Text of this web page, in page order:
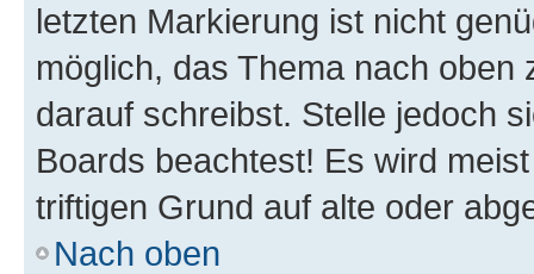
letzten Markierung ist nicht
möglich, das Thema nach oben
darauf schreibst. Stelle jedoch
Boards beachtest! Es wird
triftigen Grund auf alte oder
Nach oben